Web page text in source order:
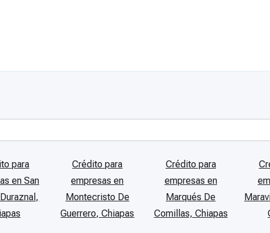
para
en San
Crédito para
empresas en
Montecristo De
Guerrero, Chiapas
Crédito para
empresas en
Marqués De
Comillas, Chiapas